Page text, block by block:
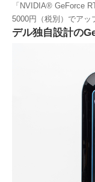
「NVIDIA® GeForce
5000円（税別）でアッ
デル独自設計の